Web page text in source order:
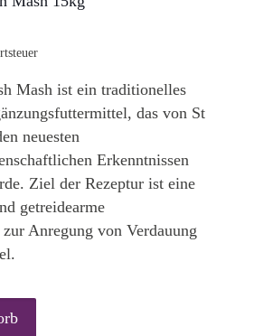
Mash ist ein traditionelles
das von St
neuesten
Erkenntnissen
Ziel der Rezeptur ist eine
getreidearme
Anregung von Verdauung